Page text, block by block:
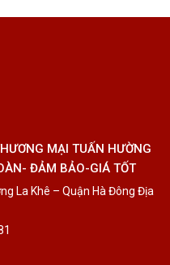
MẠI TUẤN HƯỜNG
ĐẢM BẢO-GIÁ TỐT
La Khê – Quận Hà Đông Địa